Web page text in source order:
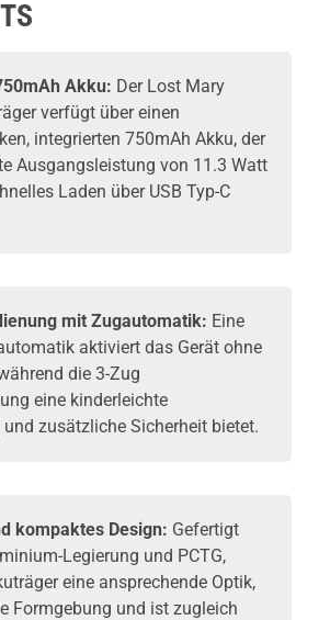
Akku: Der Lost Mary
verfügt über einen
integrierten 750mAh Akku, der
Ausgangsleistung von 11.3 Watt
Laden über USB Typ-C
mit Zugautomatik: Eine
aktiviert das Gerät ohne
die 3-Zug
eine kinderleichte
zusätzliche Sicherheit bietet.
kompaktes Design: Gefertigt
Legierung und PCTG,
eine ansprechende Optik,
Formgebung und ist zugleich